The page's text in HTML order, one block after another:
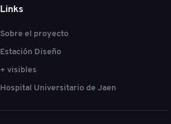
Links
Sobre el proyecto
Estación Diseño
+ visibles
Hospital Universitario de Jaen